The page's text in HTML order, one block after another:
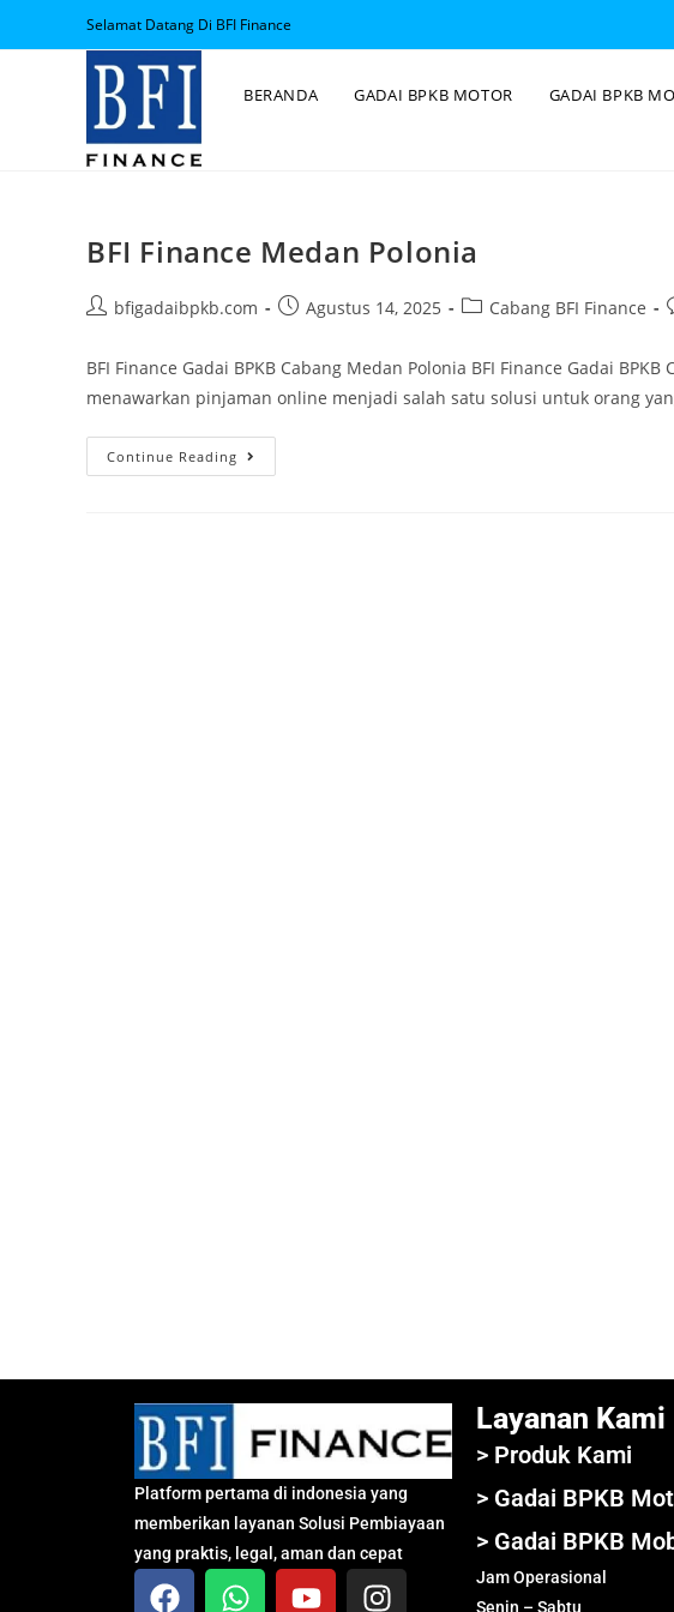
Selamat Datang Di BFI Finance
BERANDA GADAI BPKB MOTOR GADAI BPKB
BFI Finance Medan Polonia
bfigadaibpkb.com Agustus 14, 2025 Cabang BFI Finance
BFI Finance Gadai BPKB Cabang Medan Polonia BFI Finance Gadai
menawarkan pinjaman online menjadi salah satu solusi untuk orang
Continue Reading
Platform pertama di indonesia yang
memberikan layanan Solusi Pembiayaan
yang praktis, legal, aman dan cepat
Layanan Kami
> Produk Kami
> Gadai BPKB
> Gadai BPKB
Jam Operasional
Senin – Sabtu